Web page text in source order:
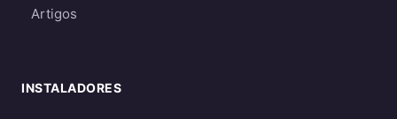
Artigos
INSTALADORES